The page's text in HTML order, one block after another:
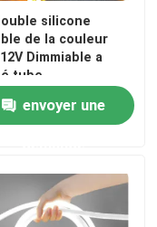
silicone
de la couleur
Dimmiable a
tube
extérieur de
de silicone
envoyer une